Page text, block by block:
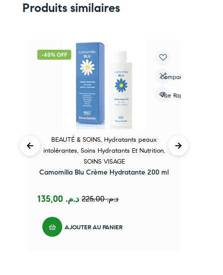
Produits similaires
-40% OFF
Compare
Vue Rapide
BEAUTÉ & SOINS, Hydratants peaux
intolérantes, Soins Hydratants Et Nutrition,
SOINS VISAGE
Camomilla Blu Crème Hydratante 200 ml
د.م.225,00 د.م.
AJOUTER AU PANIER